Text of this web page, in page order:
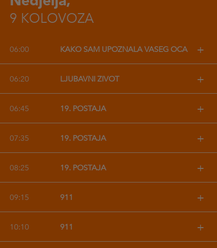
9 KOLOVOZA
06:00 KAKO SAM UPOZNALA VAŠEG OCA +
06:20 LJUBAVNI ŽIVOT +
06:45 19. POSTAJA +
07:35 19. POSTAJA +
08:25 19. POSTAJA +
09:15 911 +
10:10 911 +